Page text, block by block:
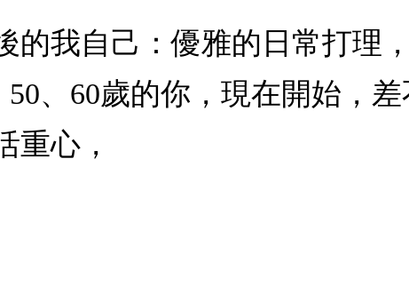
的我自己：優雅的日常打理
、60歲的你，現在開始，
重心，